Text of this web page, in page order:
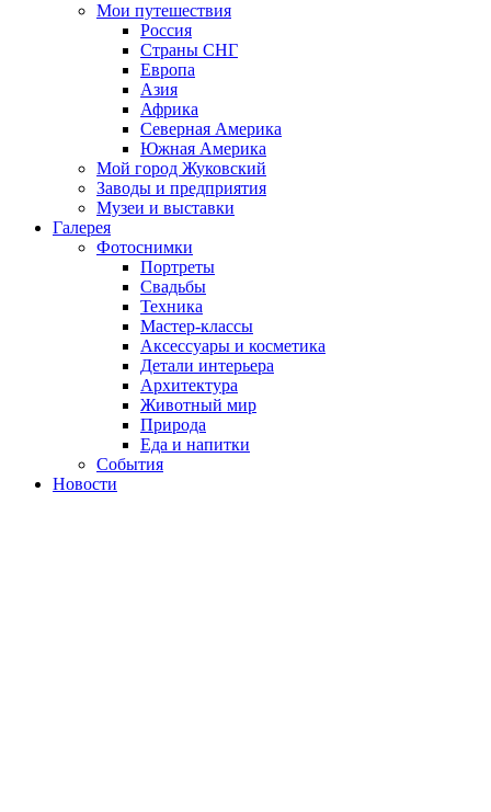
Мои путешествия
Россия
Страны СНГ
Европа
Азия
Африка
Северная Америка
Южная Америка
Мой город Жуковский
Заводы и предприятия
Музеи и выставки
Галерея
Фотоснимки
Портреты
Свадьбы
Техника
Мастер-классы
Аксессуары и косметика
Детали интерьера
Архитектура
Животный мир
Природа
Еда и напитки
События
Новости